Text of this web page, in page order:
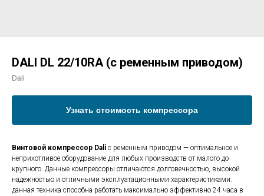
DALI DL 22/10RA (с ременным приводом)
Dali
Узнать стоимость компрессора
Винтовой компрессор Dali с ременным приводом — оптимальное и
неприхотливое оборудование для любых производств от малого до
крупного. Данные компрессоры отличаются долговечностью, высокой
надежностью и отличными эксплуатационными характеристиками:
данная техника способна работать максимально эффективно 24 часа в